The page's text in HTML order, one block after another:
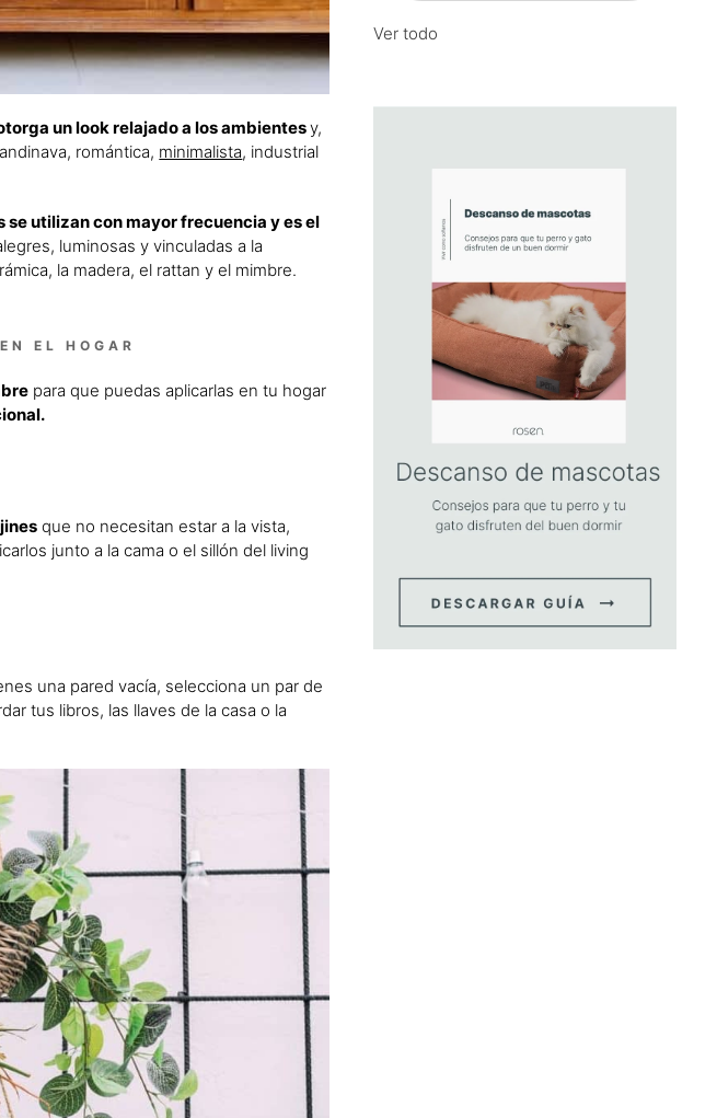
un look relajado a los ambientesy,
romántica, minimalista, industrial
utilizan con mayor frecuencia y es el
luminosas y vinculadas a la
la madera, el rattan y el mimbre.
EL HOGAR
para que puedas aplicarlas en tu hogar
que no necesitan estar a la vista,
junto a la cama o el sillón del living
una pared vacía, selecciona un par de
tus libros, las llaves de la casa o la
Ver todo